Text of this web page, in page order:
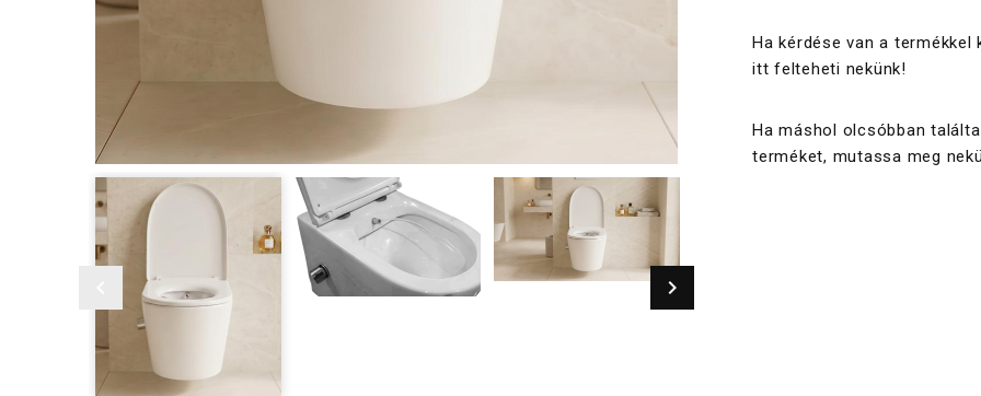
Ha kérdése van a termékkel
itt felteheti nekünk!
Ha máshol olcsóbban
terméket, mutassa meg